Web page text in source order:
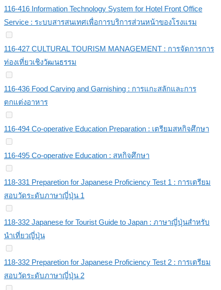
116-416 Information Technology System for Hotel Front Office
Service : ระบบสารสนเทศเพื่อการบริการส่วนหน้าของโรงแรม
116-427 CULTURAL TOURISM MANAGEMENT : การจัดการการ
ท่องเที่ยวเชิงวัฒนธรรม
116-436 Food Carving and Garnishing : การแกะสลักและการ
ตกแต่งอาหาร
116-494 Co-operative Education Preparation : เตรียมสหกิจศึกษา
116-495 Co-operative Education : สหกิจศึกษา
118-331 Preparetion for Japanese Proficiency Test 1 : การเตรียม
สอบวัดระดับภาษาญี่ปุ่น 1
118-332 Japanese for Tourist Guide to Japan : ภาษาญี่ปุ่นสำหรับ
นำเที่ยวญี่ปุ่น
118-332 Preparetion for Japanese Proficiency Test 2 : การเตรียม
สอบวัดระดับภาษาญี่ปุ่น 2